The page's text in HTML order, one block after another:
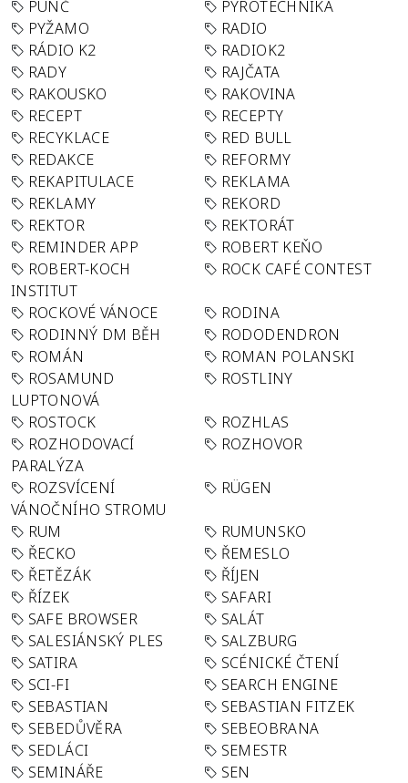
PUNČ
PYROTECHNIKA
PYŽAMO
RADIO
RÁDIO K2
RADIOK2
RADY
RAJČATA
RAKOUSKO
RAKOVINA
RECEPT
RECEPTY
RECYKLACE
RED BULL
REDAKCE
REFORMY
REKAPITULACE
REKLAMA
REKLAMY
REKORD
REKTOR
REKTORÁT
REMINDER APP
ROBERT KEŇO
ROBERT-KOCH
INSTITUT
ROCK CAFÉ CONTEST
ROCKOVÉ VÁNOCE
RODINA
RODINNÝ DM BĚH
RODODENDRON
ROMÁN
ROMAN POLANSKI
ROSAMUND
LUPTONOVÁ
ROSTLINY
ROSTOCK
ROZHLAS
ROZHODOVACÍ
PARALÝZA
ROZHOVOR
ROZSVÍCENÍ
VÁNOČNÍHO STROMU
RÜGEN
RUM
RUMUNSKO
ŘECKO
ŘEMESLO
ŘETĚZÁK
ŘÍJEN
ŘÍZEK
SAFARI
SAFE BROWSER
SALÁT
SALESIÁNSKÝ PLES
SALZBURG
SATIRA
SCÉNICKÉ ČTENÍ
SCI-FI
SEARCH ENGINE
SEBASTIAN
SEBASTIAN FITZEK
SEBEDŮVĚRA
SEBEOBRANA
SEDLÁCI
SEMESTR
SEMINÁŘE
SEN